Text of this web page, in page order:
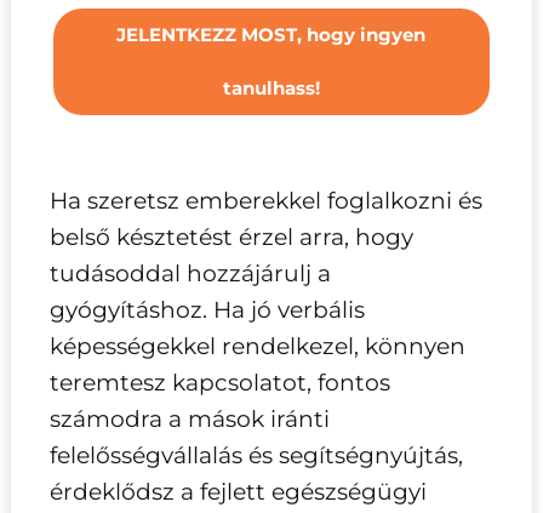
JELENTKEZZ MOST, hogy ingyen
tanulhass!
Ha szeretsz emberekkel foglalkozni és
belső késztetést érzel arra, hogy
tudásoddal hozzájárulj a
gyógyításhoz. Ha jó verbális
képességekkel rendelkezel, könnyen
teremtesz kapcsolatot, fontos
számodra a mások iránti
felelősségvállalás és segítségnyújtás,
érdeklődsz a fejlett egészségügyi